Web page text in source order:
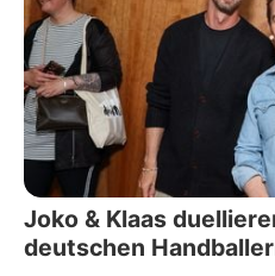
Joko & Klaas
deutschen